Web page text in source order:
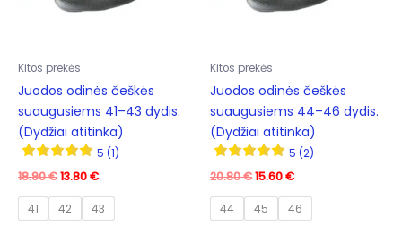
Kitos prekės
Juodos odinės češkės
suaugusiems 41–43 dydis.
(Dydžiai atitinka)
5 (1)
18.90€Original
was:
18.90 €.
13.80€Current
is:
13.80 €.
41 42 43
Kitos prekės
Juodos odinės češkės
suaugusiems 44–46 dydis.
(Dydžiai atitinka)
5 (2)
20.80€Original
was:
20.80 €.
15.60€Current
is:
15.60 €.
44 45 46